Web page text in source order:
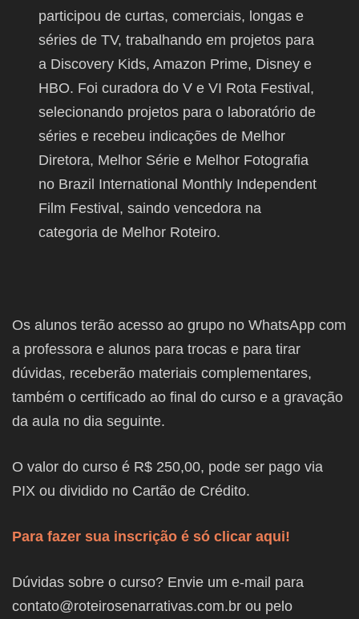
participou de curtas, comerciais, longas e
séries de TV, trabalhando em projetos para
a Discovery Kids, Amazon Prime, Disney e
HBO. Foi curadora do V e VI Rota Festival,
selecionando projetos para o laboratório de
séries e recebeu indicações de Melhor
Diretora, Melhor Série e Melhor Fotografia
no Brazil International Monthly Independent
Film Festival, saindo vencedora na
categoria de Melhor Roteiro.
Os alunos terão acesso ao grupo no WhatsApp com
a professora e alunos para trocas e para tirar
dúvidas, receberão materiais complementares,
também o certificado ao final do curso e a gravação
da aula no dia seguinte.
O valor do curso é R$ 250,00, pode ser pago via
PIX ou dividido no Cartão de Crédito.
Para fazer sua inscrição é só clicar aqui!
Dúvidas sobre o curso? Envie um e-mail para
contato@roteirosenarrativas.com.br ou pelo